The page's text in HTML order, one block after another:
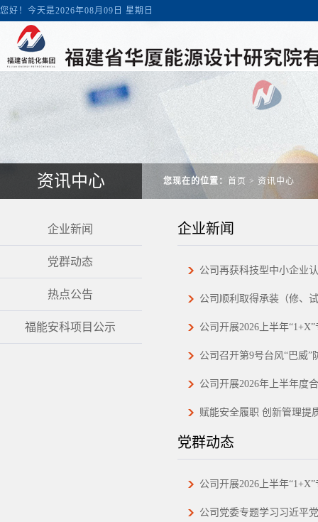
您好！今天是2026年08月09日 星期日
资讯中心 您现在的位置： 首页 > 资讯中心
企业新闻
党群动态
热点公告
福能安科项目公示
企业新闻
公司再获科技型中小企业
公司顺利取得承装（修、
公司开展2026上半年
公司召开第9号台风“巴威”
公司开展2026年上半年度
赋能安全履职 创新管理提
党群动态
公司开展2026上半年
公司党委专题学习习近平